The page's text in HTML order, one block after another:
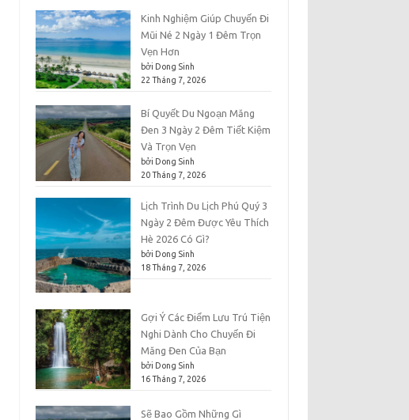
Kinh Nghiệm Giúp Chuyến Đi
Mũi Né 2 Ngày 1 Đêm Trọn
Vẹn Hơn
bởi Dong Sinh
22 Tháng 7, 2026
Bí Quyết Du Ngoạn Măng
Đen 3 Ngày 2 Đêm Tiết Kiệm
Và Trọn Vẹn
bởi Dong Sinh
20 Tháng 7, 2026
Lịch Trình Du Lịch Phú Quý 3
Ngày 2 Đêm Được Yêu Thích
Hè 2026 Có Gì?
bởi Dong Sinh
18 Tháng 7, 2026
Gợi Ý Các Điểm Lưu Trú Tiện
Nghi Dành Cho Chuyến Đi
Măng Đen Của Bạn
bởi Dong Sinh
16 Tháng 7, 2026
Sẽ Bao Gồm Những Gì